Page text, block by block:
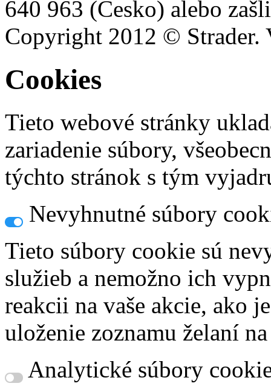
640 963 (Česko) alebo
Copyright 2012 © Strader.
Cookies
Tieto webové stránky
zariadenie súbory,
týchto stránok s tým
Nevyhnutné súbory
Tieto súbory cookie sú
služieb a nemožno ich
reakcii na vaše akcie, ako
uloženie zoznamu želaní
Analytické súbory